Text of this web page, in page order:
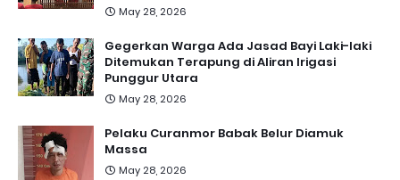
May 28, 2026
Gegerkan Warga Ada Jasad Bayi Laki-laki
Ditemukan Terapung di Aliran Irigasi
Punggur Utara
May 28, 2026
Pelaku Curanmor Babak Belur Diamuk
Massa
May 28, 2026